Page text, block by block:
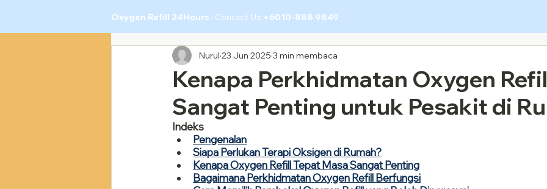
Oxygen Refill 24Hours · Contact Us +6010-888 9849
Kenapa Perkhidmatan Oxygen
Sangat Penting untuk Pesakit di
Nurul 23 Jun 2025 3 min membaca
Indeks
Pengenalan
Siapa Perlukan Terapi Oksigen di Rumah?
Kenapa Oxygen Refill Tepat Masa Sangat Penting
Bagaimana Perkhidmatan Oxygen Refill Berfungsi